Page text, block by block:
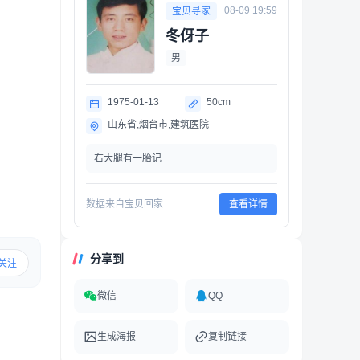
注
宝贝寻家 08-09 19:59
冬伢子
男
1975-01-13
50cm
山东省,烟台市,建筑医院
右大腿有一胎记
数据来自宝贝回家 查看详情
分享到
微信 QQ
生成海报 复制链接